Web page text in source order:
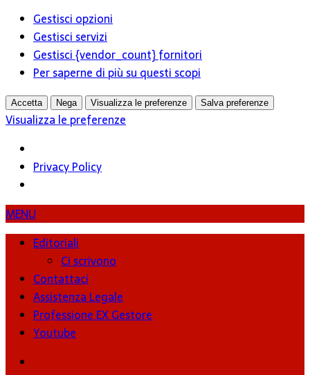
Gestisci opzioni
Gestisci servizi
Gestisci {vendor_count} fornitori
Per saperne di più su questi scopi
Accetta Nega Visualizza le preferenze Salva preferenze
Visualizza le preferenze
Privacy Policy
MENU
Editoriali
Ci scrivono
Contattaci
Assistenza Legale
Professione EX Gestore
Youtube